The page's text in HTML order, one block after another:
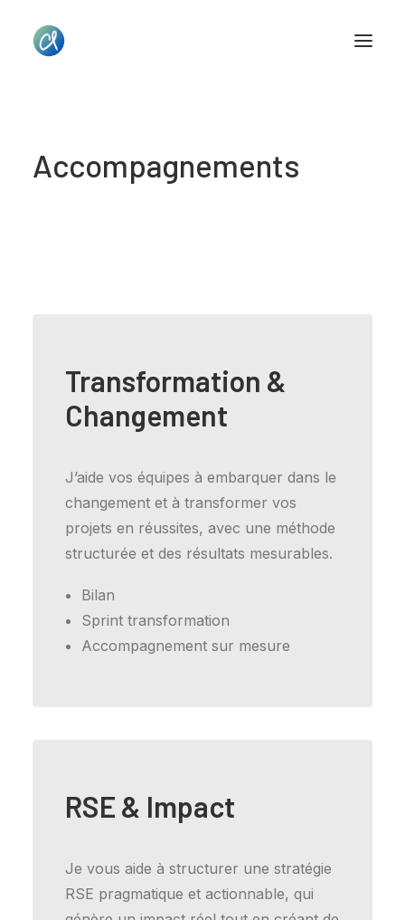
Accompagnements
RSE & Impact
Je vous aide à structurer une stratégie
RSE pragmatique et actionnable, qui
Transformation &
Changement
J’aide vos équipes à embarquer dans le
changement et à transformer vos
projets en réussites, avec une méthode
structurée et des résultats mesurables.
Bilan
Sprint transformation
Accompagnement sur mesure